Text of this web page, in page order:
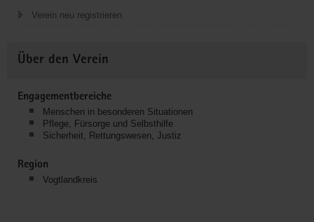
Verein neu registrieren
Über den Verein
Engagementbereiche
Menschen in besonderen Situationen
Pflege, Fürsorge und Selbsthilfe
Sicherheit, Rettungswesen, Justiz
Region
Vogtlandkreis